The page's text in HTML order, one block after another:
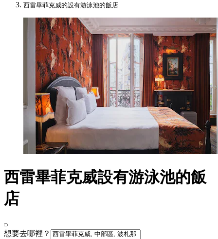
西雷畢菲克威的設有游泳池的飯店
西雷畢菲克威設有游泳池的飯
店
想要去哪裡？